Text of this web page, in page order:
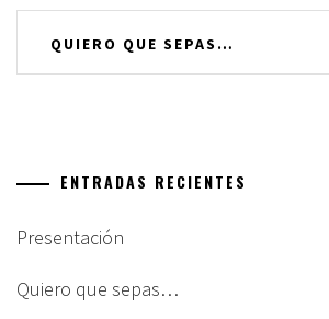
Navegación
de
QUIERO QUE SEPAS…
ENTRADAS RECIENTES
Presentación
Quiero que sepas…